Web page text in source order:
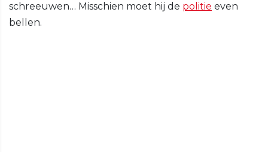
schreeuwen… Misschien moet hij de politie even
bellen.